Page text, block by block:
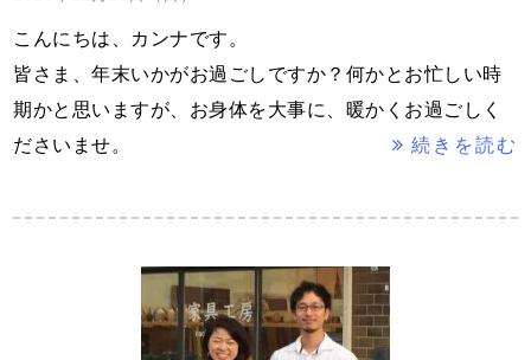
こんにちは、カンナです。
皆さま、年末いかがお過ごしですか？何かとお忙しい時
期かと思いますが、お身体を大事に、暖かくお過ごしく
ださいませ。
続きを読む